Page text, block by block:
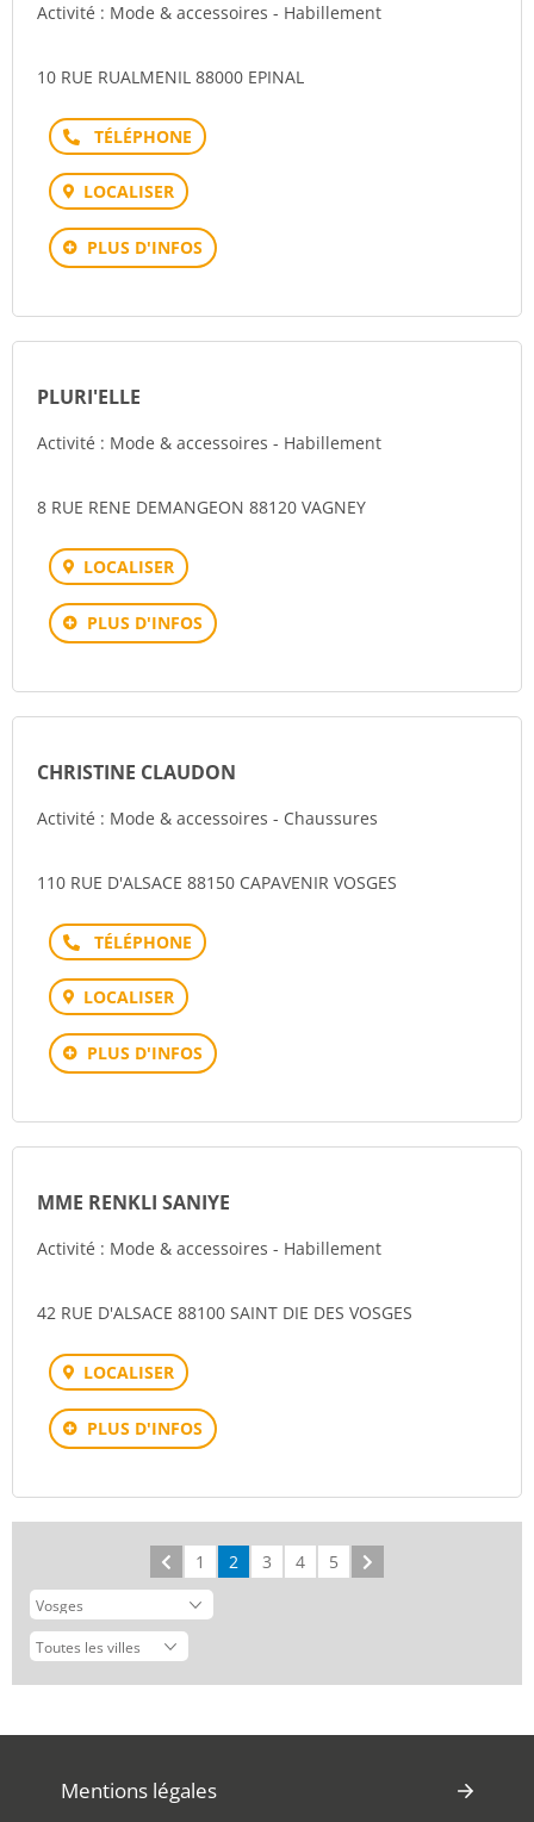
Activité : Mode & accessoires - Habillement
10 RUE RUALMENIL 88000 EPINAL
Téléphone
LOCALISER
PLUS D'INFOS
PLURI'ELLE
Activité : Mode & accessoires - Habillement
8 RUE RENE DEMANGEON 88120 VAGNEY
LOCALISER
PLUS D'INFOS
CHRISTINE CLAUDON
Activité : Mode & accessoires - Chaussures
110 RUE D'ALSACE 88150 CAPAVENIR VOSGES
Téléphone
LOCALISER
PLUS D'INFOS
MME RENKLI SANIYE
Activité : Mode & accessoires - Habillement
42 RUE D'ALSACE 88100 SAINT DIE DES VOSGES
LOCALISER
PLUS D'INFOS
Précédent
1 2 3 4 5
Mentions légales